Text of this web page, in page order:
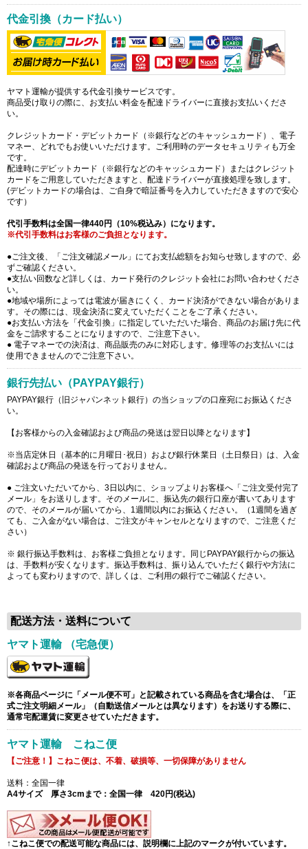
代金引換（カード払い）
ヤマト運輸が提供する代金引換サービスです。
商品受け取りの際に、お支払い料金を配達ドライバーに直接お支払いくださ
い。
クレジットカード・デビットカード（※銀行などのキャッシュカード）、電子
マネー、どれでもお使いいただけます。ご利用時のデータセキュリティも万全
です。
配達時にデビットカード（※銀行などのキャッシュカード）またはクレジット
カードをご用意していただきますと、配達ドライバーが直接処理を致します。
(デビットカードの場合は、ご自身で暗証番号を入力していただきますので安心
です）
代引手数料は全国一律440円（10%税込み）になります。
※代引手数料はお客様のご負担となります。
●ご注文後、「ご注文確認メール」にてお支払総額をお知らせ致しますので、必
ずご確認ください。
●支払い回数など詳しくは、カード発行のクレジット会社にお問い合わせくださ
い。
●地域や場所によっては電波が届きにくく、カード決済ができない場合がありま
す。その際には、現金決済に変えていただくことをご了承ください。
●お支払い方法を「代金引換」に指定していただいた場合、商品のお届け先に代
金をご請求することになりますので、ご注意下さい。
● 電子マネーでの決済は、商品販売のみに対応します。修理等のお支払いには
使用できませんのでご注意下さい。
銀行先払い（PAYPAY銀行）
PAYPAY銀行（旧ジャパンネット銀行）の当ショップの口座宛にお振込くださ
い。
【お客様からの入金確認および商品の発送は翌日以降となります】
※当店定休日（基本的に月曜日･祝日）および銀行休業日（土日祭日）は、入金
確認および商品の発送を行っておりません。
● ご注文いただいてから、3日以内に、ショップよりお客様へ「ご注文受付完了
メール」をお送りします。そのメールに、振込先の銀行口座が書いてあります
ので、そのメールが届いてから、1週間以内にお振込ください。（1週間を過ぎ
ても、ご入金がない場合は、ご注文がキャンセルとなりますので、ご注意くだ
さい）
※ 銀行振込手数料は、お客様ご負担となります。同じPAYPAY銀行からの振込
は、手数料が安くなります。振込手数料は、振り込んでいただく銀行や方法に
よっても変わりますので、詳しくは、ご利用の銀行でご確認ください。
配送方法・送料について
ヤマト運輸 （宅急便）
※各商品ページに「メール便不可」と記載されている商品を含む場合は、「正
式ご注文明細メール」（自動送信メールとは異なります）をお送りする際に、
通常宅配運賃に変更させていただきます。
ヤマト運輸 こねこ便
【ご注意！】こねこ便は、不着、破損等、一切保障がありません
送料：全国一律
A4サイズ 厚さ3cmまで：全国一律 420円(税込)
↑こねこ便での配送可能な商品には、説明欄に上記のマークが付いています。